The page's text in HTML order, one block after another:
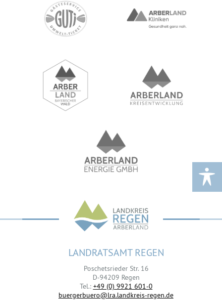
LANDRATSAMT REGEN
Poschetsrieder Str. 16
D-94209 Regen
Tel.: +49 (0) 9921 601-0
buergerbuero@lra.landkreis-regen.de